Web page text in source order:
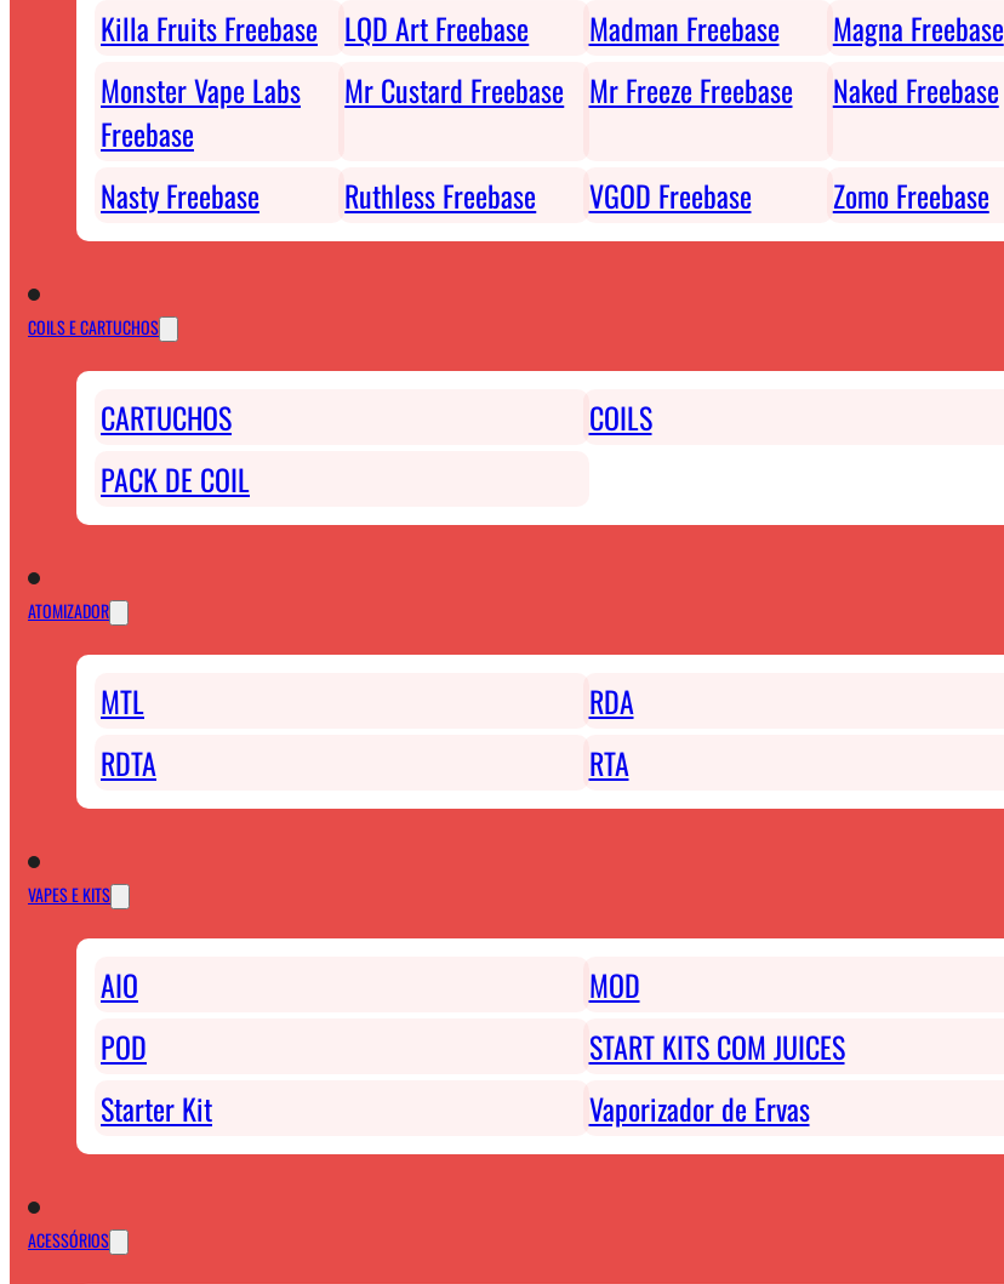
Killa Fruits Freebase
LQD Art Freebase Madman Freebase
Magna Freebase
Monster Vape Labs
Freebase
Mr Custard Freebase Mr Freeze Freebase Naked Freebase
Nasty Freebase Ruthless Freebase VGOD Freebase Zomo Freebase
COILS E CARTUCHOS
CARTUCHOS
COILS
PACK DE COIL
ATOMIZADOR
MTL
RDA
RDTA
RTA
VAPES E KITS
AIO
MOD
POD
START KITS COM JUICES
Starter Kit
Vaporizador de Ervas
ACESSÓRIOS